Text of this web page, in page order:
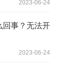
2023-06-24
回事？无法开
2023-06-24